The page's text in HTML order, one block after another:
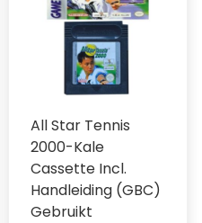
All Star Tennis
2000-Kale
Cassette Incl.
Handleiding (GBC)
Gebruikt